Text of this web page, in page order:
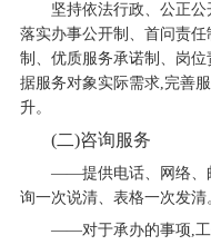
坚持依法行政、公正
落实办事公开制、首问责
制、优质服务承诺制、岗
据服务对象实际需求,完善
升。
(二)咨询服务
——提供电话、网络、
询一次说清、表格一次发清
——对于承办的事项,工